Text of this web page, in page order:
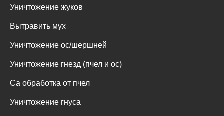
Уничтожение жуков
Вытравить мух
Уничтожение ос/шершней
Уничтожение гнезд (пчел и ос)
Са обработка от пчел
Уничтожение гнуса